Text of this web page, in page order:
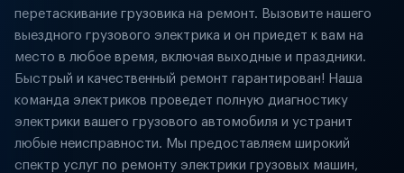
перетаскивание грузовика на ремонт. Вызовите нашего
выездного грузового электрика и он приедет к вам на
место в любое время, включая выходные и праздники.
Быстрый и качественный ремонт гарантирован! Наша
команда электриков проведет полную диагностику
электрики вашего грузового автомобиля и устранит
любые неисправности. Мы предоставляем широкий
спектр услуг по ремонту электрики грузовых машин,